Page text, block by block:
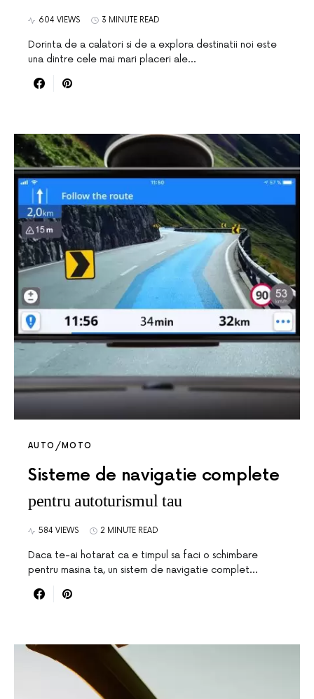
604 VIEWS 3 MINUTE READ
Dorinta de a calatori si de a explora destinatii noi este
una dintre cele mai mari placeri ale…
AUTO/MOTO
Sisteme de navigatie complete
pentru autoturismul tau
584 VIEWS 2 MINUTE READ
Daca te-ai hotarat ca e timpul sa faci o schimbare
pentru masina ta, un sistem de navigatie complet…